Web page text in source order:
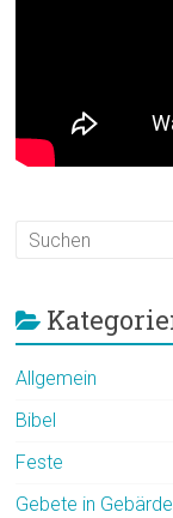
Allgemein
Bibel
Feste
Gebete in